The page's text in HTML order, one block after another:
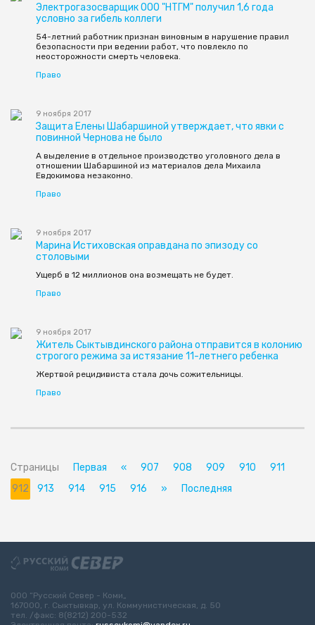
Электрогазосварщик ООО "НТГМ" получил 1,6 года
условно за гибель коллеги
54-летний работник признан виновным в нарушение правил
безопасности при ведении работ, что повлекло по
неосторожности смерть человека.
Право
9 ноября 2017
Защита Елены Шабаршиной утверждает, что явки с
повинной Чернова не было
А выделение в отдельное производство уголовного дела в
отношении Шабаршиной из материалов дела Михаила
Евдокимова незаконно.
Право
9 ноября 2017
Марина Истиховская оправдана по эпизоду со
столовыми
Ущерб в 12 миллионов она возмещать не будет.
Право
9 ноября 2017
Житель Сыктывдинского района отправится в колонию
строгого режима за истязание 11-летнего ребенка
Жертвой рецидивиста стала дочь сожительницы.
Право
Страницы Первая « 907 908 909 910
911
912
913 914 915 916 » Последняя
ООО “Русский Север - Коми„
167000, г. Сыктывкар, ул. Коммунистическая, д. 50
тел. /факс: 8(8212) 200-532